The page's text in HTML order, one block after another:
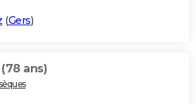
(Gers)
(78 ans)